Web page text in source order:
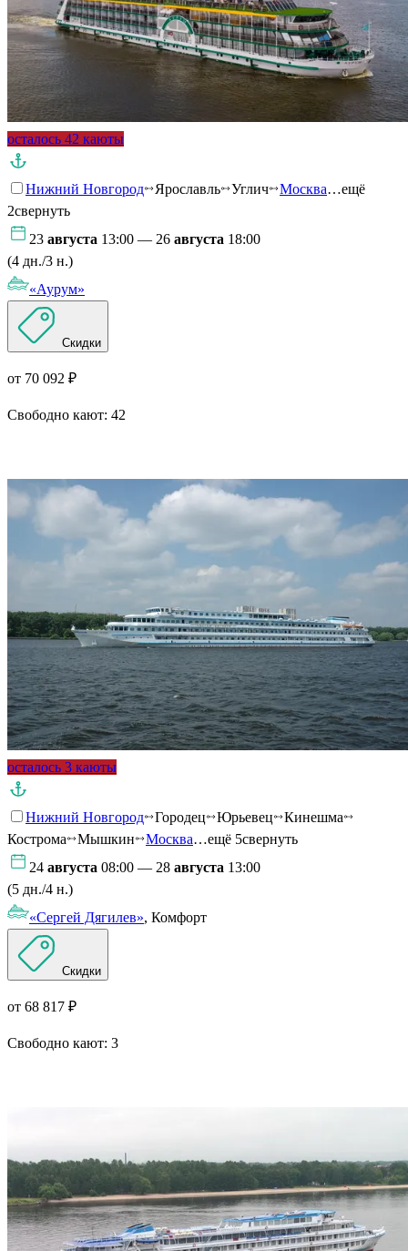
осталось 42 каюты
Нижний Новгород Ярославль Углич Москва…ещё
2свернуть
23 августа 13:00 — 26 августа 18:00
(4 дн./3 н.)
«Аурум»
Скидки
от 70 092 ₽
Свободно кают: 42
осталось 3 каюты
Нижний Новгород Городец Юрьевец
Кинешма
Кострома
Мышкин Москва…ещё 5свернуть
24 августа 08:00 — 28 августа 13:00
(5 дн./4 н.)
«Сергей Дягилев», Комфорт
Скидки
от 68 817 ₽
Свободно кают: 3